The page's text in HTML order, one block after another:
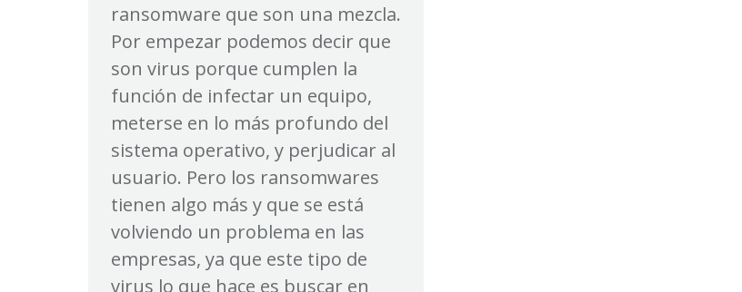
ransomware que son una mezcla.
Por empezar podemos decir que
son virus porque cumplen la
función de infectar un equipo,
meterse en lo más profundo del
sistema operativo, y perjudicar al
usuario. Pero los ransomwares
tienen algo más y que se está
volviendo un problema en las
empresas, ya que este tipo de
virus lo que hace es buscar en